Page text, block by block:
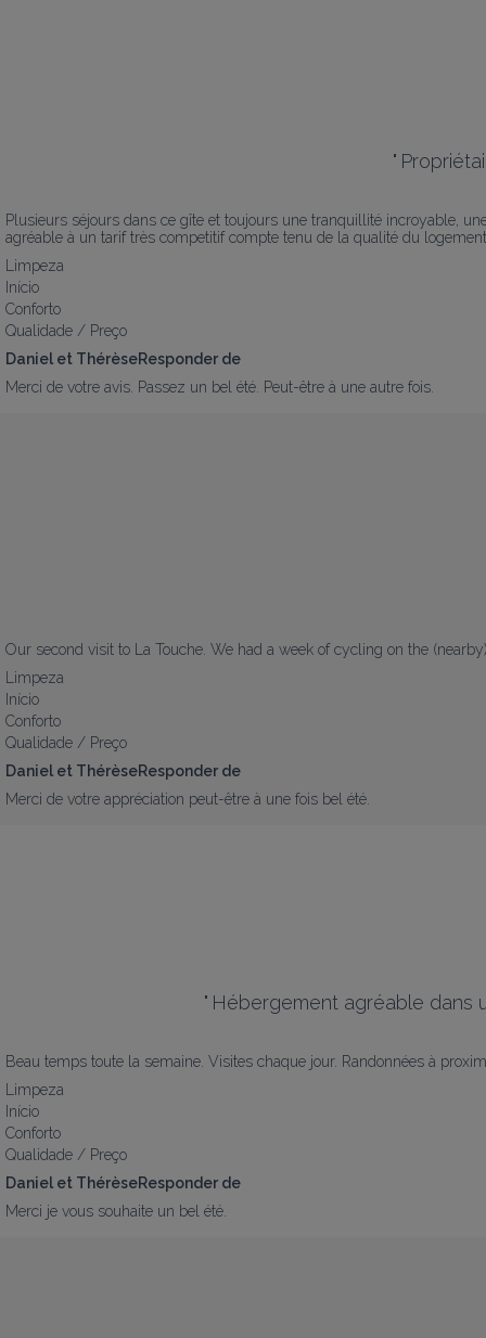
"
Plusieurs séjours dans ce gîte et toujours une tranquillité incroyable,
agréable à un tarif très competitif compte tenu de la qualité du
Limpeza
Início
Conforto
Qualidade / Preço
Daniel et ThérèseResponder de
Merci de votre avis. Passez un bel été. Peut-être à une autre fois.
Our second visit to La Touche. We had a week of cycling on the
Limpeza
Início
Conforto
Qualidade / Preço
Daniel et ThérèseResponder de
Merci de votre appréciation peut-être à une fois bel été.
" Hébergement agréable dans
Beau temps toute la semaine. Visites chaque jour. Randonnées à
Limpeza
Início
Conforto
Qualidade / Preço
Daniel et ThérèseResponder de
Merci je vous souhaite un bel été.